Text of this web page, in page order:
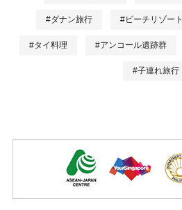
#ダナン旅行 #ビーチリゾート
#タイ料理 #アンコール遺跡群
#子連れ旅行